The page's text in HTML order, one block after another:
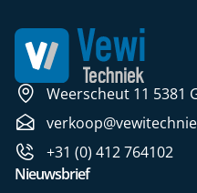
Weerscheut 11 5381
+31 (0) 412 764102
Nieuwsbrief